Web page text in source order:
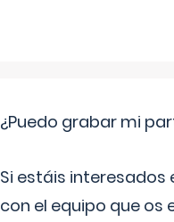
¿Puedo grabar mi
Si estáis
con el equipo que os